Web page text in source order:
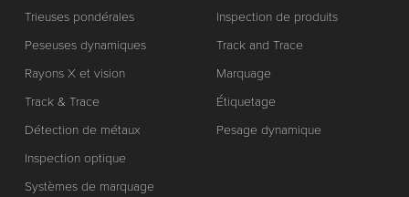
Trieuses pondérales
Peseuses dynamiques
Rayons X et vision
Track & Trace
Détection de métaux
Inspection optique
Systèmes de marquage
Inspection de produits
Track and Trace
Marquage
Étiquetage
Pesage dynamique